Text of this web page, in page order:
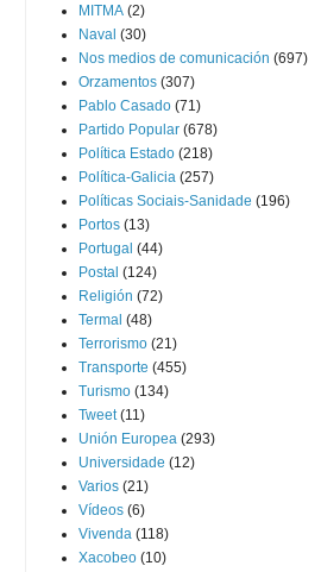
MITMA (2)
Naval (30)
Nos medios de comunicación (697)
Orzamentos (307)
Pablo Casado (71)
Partido Popular (678)
Política Estado (218)
Política-Galicia (257)
Políticas Sociais-Sanidade (196)
Portos (13)
Portugal (44)
Postal (124)
Religión (72)
Termal (48)
Terrorismo (21)
Transporte (455)
Turismo (134)
Tweet (11)
Unión Europea (293)
Universidade (12)
Varios (21)
Vídeos (6)
Vivenda (118)
Xacobeo (10)